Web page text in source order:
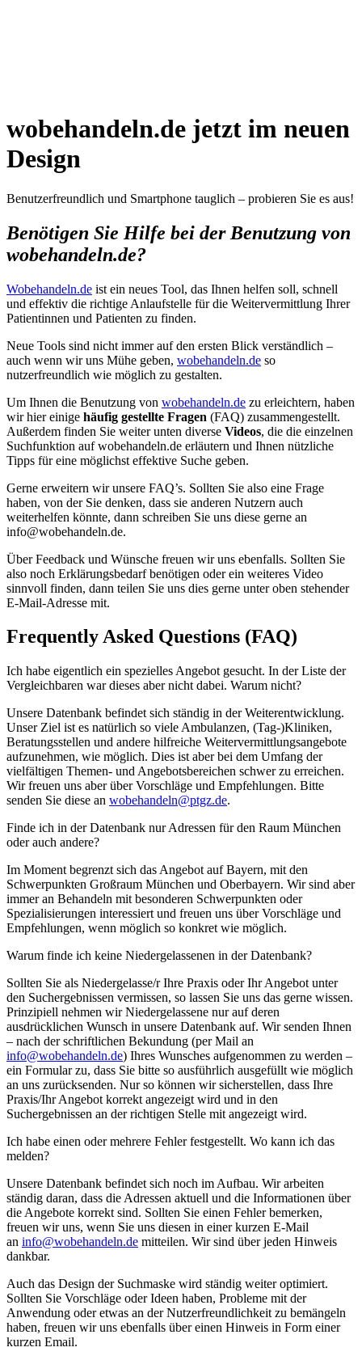
wobehandeln.de jetzt im neuen
Design
Benutzerfreundlich und Smartphone tauglich – probieren Sie es aus!
Benötigen Sie Hilfe bei der Benutzung von
wobehandeln.de?
Wobehandeln.de ist ein neues Tool, das Ihnen helfen soll, schnell
und effektiv die richtige Anlaufstelle für die Weitervermittlung Ihrer
Patientinnen und Patienten zu finden.
Neue Tools sind nicht immer auf den ersten Blick verständlich –
auch wenn wir uns Mühe geben, wobehandeln.de so
nutzerfreundlich wie möglich zu gestalten.
Um Ihnen die Benutzung von wobehandeln.de zu erleichtern, haben
wir hier einige häufig gestellte Fragen (FAQ) zusammengestellt.
Außerdem finden Sie weiter unten diverse Videos, die die einzelnen
Suchfunktion auf wobehandeln.de erläutern und Ihnen nützliche
Tipps für eine möglichst effektive Suche geben.
Gerne erweitern wir unsere FAQ’s. Sollten Sie also eine Frage
haben, von der Sie denken, dass sie anderen Nutzern auch
weiterhelfen könnte, dann schreiben Sie uns diese gerne an
info@wobehandeln.de.
Über Feedback und Wünsche freuen wir uns ebenfalls. Sollten Sie
also noch Erklärungsbedarf benötigen oder ein weiteres Video
sinnvoll finden, dann teilen Sie uns dies gerne unter oben stehender
E-Mail-Adresse mit.
Frequently Asked Questions (FAQ)
Ich habe eigentlich ein spezielles Angebot gesucht. In der Liste der
Vergleichbaren war dieses aber nicht dabei. Warum nicht?
Unsere Datenbank befindet sich ständig in der Weiterentwicklung.
Unser Ziel ist es natürlich so viele Ambulanzen, (Tag-)Kliniken,
Beratungsstellen und andere hilfreiche Weitervermittlungsangebote
aufzunehmen, wie möglich. Dies ist aber bei dem Umfang der
vielfältigen Themen- und Angebotsbereichen schwer zu erreichen.
Wir freuen uns aber über Vorschläge und Empfehlungen. Bitte
senden Sie diese an wobehandeln@ptgz.de.
Finde ich in der Datenbank nur Adressen für den Raum München
oder auch andere?
Im Moment begrenzt sich das Angebot auf Bayern, mit den
Schwerpunkten Großraum München und Oberbayern. Wir sind aber
immer an Behandeln mit besonderen Schwerpunkten oder
Spezialisierungen interessiert und freuen uns über Vorschläge und
Empfehlungen, wenn möglich so konkret wie möglich.
Warum finde ich keine Niedergelassenen in der Datenbank?
Sollten Sie als Niedergelasse/r Ihre Praxis oder Ihr Angebot unter
den Suchergebnissen vermissen, so lassen Sie uns das gerne wissen.
Prinzipiell nehmen wir Niedergelassene nur auf deren
ausdrücklichen Wunsch in unsere Datenbank auf. Wir senden Ihnen
– nach der schriftlichen Bekundung (per Mail an
info@wobehandeln.de) Ihres Wunsches aufgenommen zu werden –
ein Formular zu, dass Sie bitte so ausführlich ausgefüllt wie möglich
an uns zurücksenden. Nur so können wir sicherstellen, dass Ihre
Praxis/Ihr Angebot korrekt angezeigt wird und in den
Suchergebnissen an der richtigen Stelle mit angezeigt wird.
Ich habe einen oder mehrere Fehler festgestellt. Wo kann ich das
melden?
Unsere Datenbank befindet sich noch im Aufbau. Wir arbeiten
ständig daran, dass die Adressen aktuell und die Informationen über
die Angebote korrekt sind. Sollten Sie einen Fehler bemerken,
freuen wir uns, wenn Sie uns diesen in einer kurzen E-Mail
an info@wobehandeln.de mitteilen. Wir sind über jeden Hinweis
dankbar.
Auch das Design der Suchmaske wird ständig weiter optimiert.
Sollten Sie Vorschläge oder Ideen haben, Probleme mit der
Anwendung oder etwas an der Nutzerfreundlichkeit zu bemängeln
haben, freuen wir uns ebenfalls über einen Hinweis in Form einer
kurzen Email.